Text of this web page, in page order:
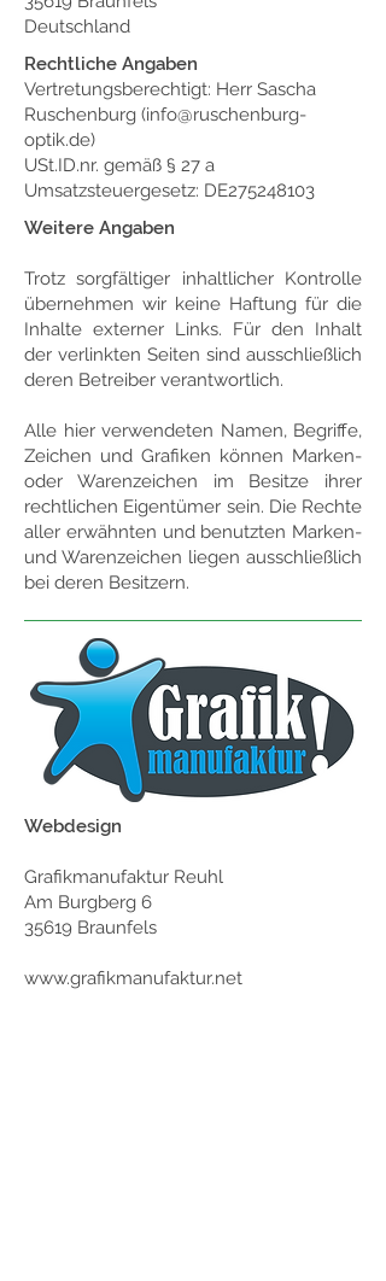
Deutschland
Rechtliche Angaben
Vertretungsberechtigt: Herr Sascha
Ruschenburg (info@ruschenburg-
optik.de)
USt.ID.nr. gemäß § 27 a
Umsatzsteuergesetz: DE275248103
Weitere Angaben
Trotz sorgfältiger inhaltlicher Kontrolle
übernehmen wir keine Haftung für die
Inhalte externer Links. Für den Inhalt
der verlinkten Seiten sind ausschließlich
deren Betreiber verantwortlich.
Alle hier verwendeten Namen, Begriffe,
Zeichen und Grafiken können Marken-
oder Warenzeichen im Besitze ihrer
rechtlichen Eigentümer sein. Die Rechte
aller erwähnten und benutzten Marken-
und Warenzeichen liegen ausschließlich
bei deren Besitzern.
Webdesign
Grafikmanufaktur Reuhl
Am Burgberg 6
35619 Braunfels
www.grafikmanufaktur.net